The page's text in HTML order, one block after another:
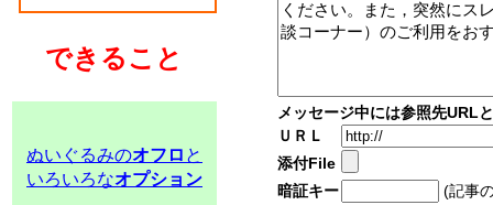
できること
ぬいぐるみのオフロ と
いろいろなオプション
メッセージ中には参照先URL
ＵＲＬ
添付File
暗証キー
(記事